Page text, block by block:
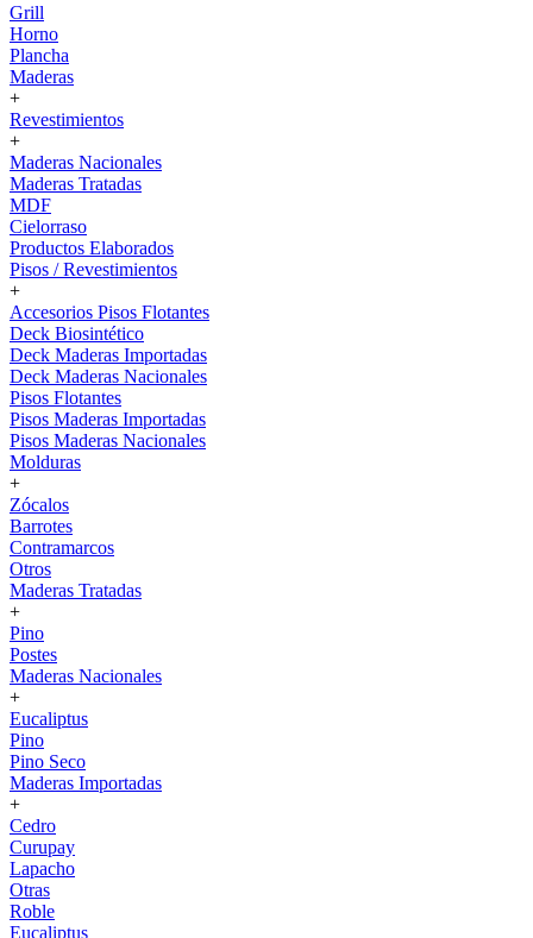
Grill
Horno
Plancha
Maderas
+
Revestimientos
+
Maderas Nacionales
Maderas Tratadas
MDF
Cielorraso
Productos Elaborados
Pisos / Revestimientos
+
Accesorios Pisos Flotantes
Deck Biosintético
Deck Maderas Importadas
Deck Maderas Nacionales
Pisos Flotantes
Pisos Maderas Importadas
Pisos Maderas Nacionales
Molduras
+
Zócalos
Barrotes
Contramarcos
Otros
Maderas Tratadas
+
Pino
Postes
Maderas Nacionales
+
Eucaliptus
Pino
Pino Seco
Maderas Importadas
+
Cedro
Curupay
Lapacho
Otras
Roble
Eucaliptus